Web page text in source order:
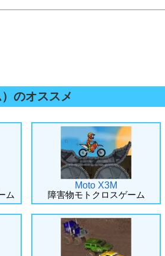
のオススメ
ム
Moto X3M
障害物モトクロスゲーム